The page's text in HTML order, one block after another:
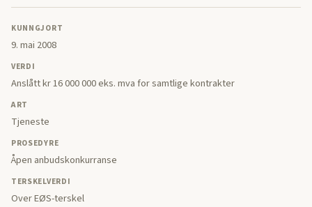
KUNNGJORT
9. mai 2008
VERDI
Anslått kr 16 000 000 eks. mva for samtlige kontrakter
ART
Tjeneste
PROSEDYRE
Åpen anbudskonkurranse
TERSKELVERDI
Over EØS-terskel